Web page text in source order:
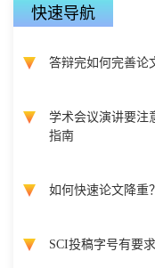
快速导航
答辩完如何完善论
学术会议演讲要注
指南
如何快速论文降重
SCI投稿字号有要